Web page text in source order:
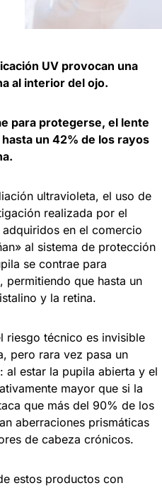
UV provocan una
al interior del ojo.
para protegerse, el lente
un 42% de los rayos
ultravioleta, el uso de
realizada por el
en el comercio
al sistema de protección
se contrae para
permitiendo que hasta un
y la retina.
riesgo técnico es invisible
pero rara vez pasa un
estar la pupila abierta y el
mayor que si la
que más del 90% de los
aberraciones prismáticas
de cabeza crónicos.
estos productos con